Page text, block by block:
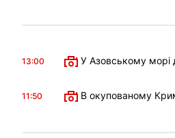
13:00 У Азовському морі
11:50 В окупованому